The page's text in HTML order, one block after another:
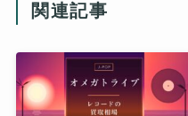
関連記事